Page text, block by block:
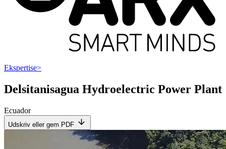
Ekspertise>
Delsitanisagua Hydroelectric Power Plant
Ecuador
Udskriv eller gem PDF